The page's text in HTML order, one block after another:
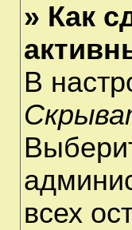
» Как
В
всех